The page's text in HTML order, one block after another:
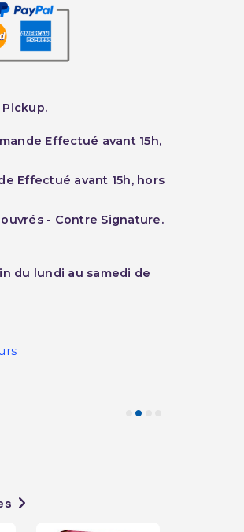
Effectué avant 15h,
Effectué avant 15h, hors
- Contre Signature.
du lundi au samedi de